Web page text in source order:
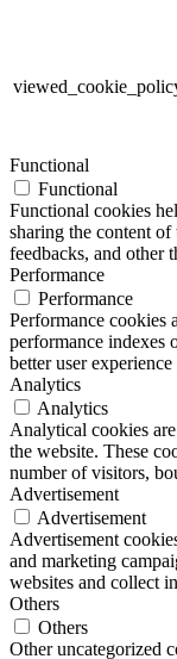
Functional
Functional
Functional cookies
sharing the content
feedbacks, and other
Performance
Performance
Performance cookies
performance indexes
better user
Analytics
Analytics
Analytical cookies
the website. These
number of visitors,
Advertisement
Advertisement
Advertisement
and marketing
websites and collect
Others
Others
Other uncategorized